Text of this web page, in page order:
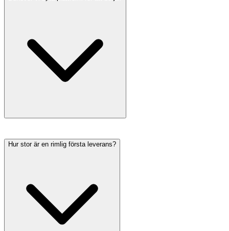
Hur stor är en rimlig första leverans?